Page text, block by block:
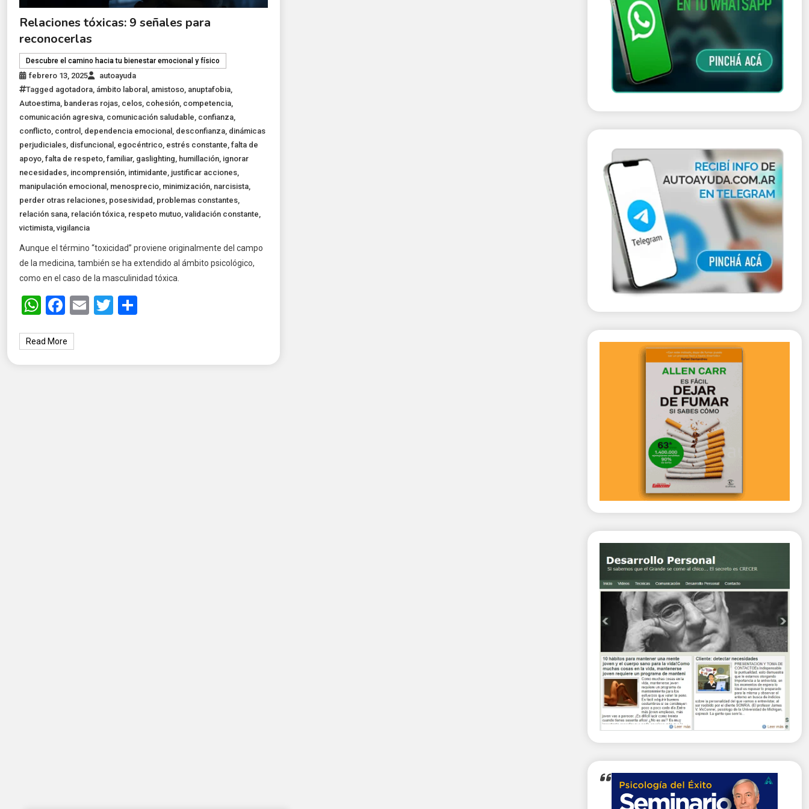
Relaciones tóxicas: 9 señales para
reconocerlas
Descubre el camino hacia tu bienestar emocional y físico
febrero 13, 2025
autoayuda
Tagged agotadora, ámbito laboral , amistoso, anuptafobia,
Autoestima, banderas rojas, celos, cohesión, competencia,
comunicación agresiva, comunicación saludable, confianza,
conflicto, control , dependencia emocional , desconfianza, dinámicas
perjudiciales, disfuncional , egocéntrico, estrés constante,falta de
apoyo,falta de respeto,familiar, gaslighting, humillación, ignorar
necesidades, incomprensión, intimidante, justificar acciones,
manipulación emocional , menosprecio, minimización, narcisista,
perder otras relaciones, posesividad , problemas constantes,
relación sana, relación tóxica, respeto mutuo,validación constante,
victimista,vigilancia
Aunque el término “toxicidad” proviene originalmente del campo
de la medicina, también se ha extendido al ámbito psicológico,
como en el caso de la masculinidad tóxica.
WhatsApp
Facebook
EmailTwitter
Read More